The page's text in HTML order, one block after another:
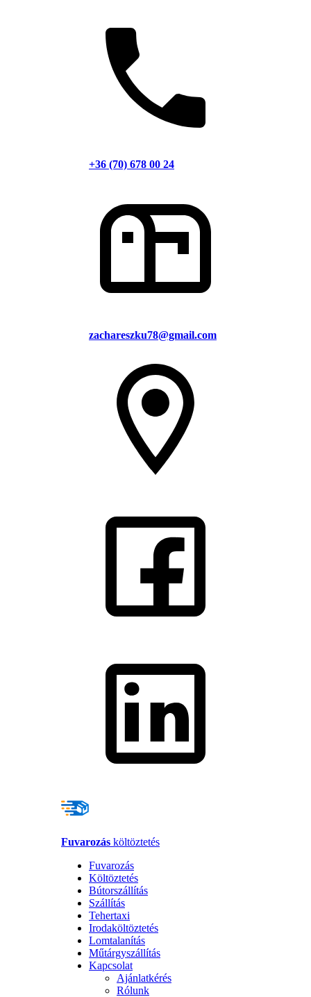
+36 (70) 678 00 24
zachareszku78@gmail.com
Fuvarozás költöztetés
Fuvarozás
Költöztetés
Bútorszállítás
Szállítás
Tehertaxi
Irodaköltöztetés
Lomtalanítás
Műtárgyszállítás
Kapcsolat
Ajánlatkérés
Rólunk